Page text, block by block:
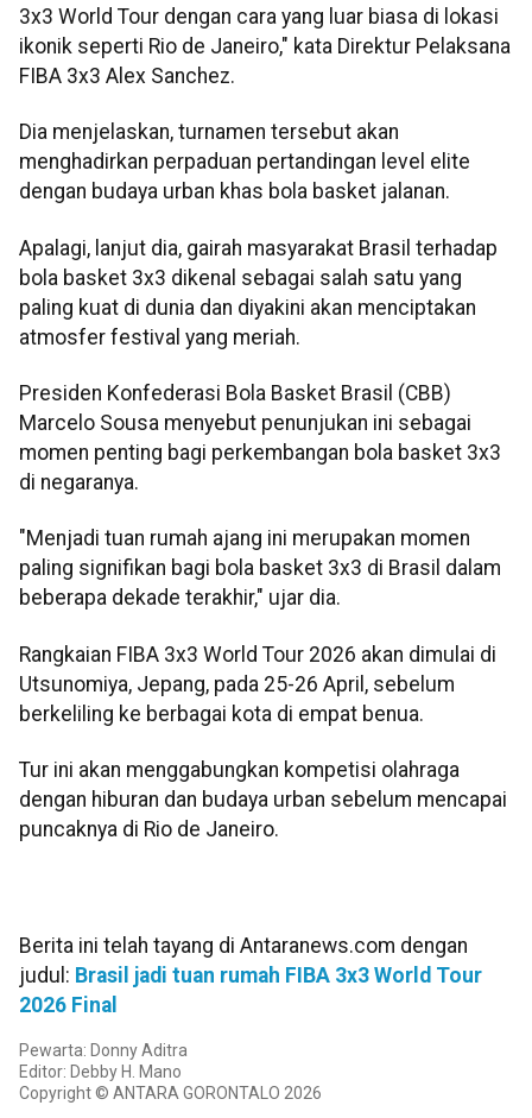
3x3 World Tour dengan cara yang luar biasa di lokasi
ikonik seperti Rio de Janeiro," kata Direktur Pelaksana
FIBA 3x3 Alex Sanchez.
Dia menjelaskan, turnamen tersebut akan
menghadirkan perpaduan pertandingan level elite
dengan budaya urban khas bola basket jalanan.
Apalagi, lanjut dia, gairah masyarakat Brasil terhadap
bola basket 3x3 dikenal sebagai salah satu yang
paling kuat di dunia dan diyakini akan menciptakan
atmosfer festival yang meriah.
Presiden Konfederasi Bola Basket Brasil (CBB)
Marcelo Sousa menyebut penunjukan ini sebagai
momen penting bagi perkembangan bola basket 3x3
di negaranya.
"Menjadi tuan rumah ajang ini merupakan momen
paling signifikan bagi bola basket 3x3 di Brasil dalam
beberapa dekade terakhir," ujar dia.
Rangkaian FIBA 3x3 World Tour 2026 akan dimulai di
Utsunomiya, Jepang, pada 25-26 April, sebelum
berkeliling ke berbagai kota di empat benua.
Tur ini akan menggabungkan kompetisi olahraga
dengan hiburan dan budaya urban sebelum mencapai
puncaknya di Rio de Janeiro.
Berita ini telah tayang di Antaranews.com dengan
judul: Brasil jadi tuan rumah FIBA 3x3 World Tour
2026 Final
Pewarta: Donny Aditra
Editor: Debby H. Mano
Copyright © ANTARA GORONTALO 2026